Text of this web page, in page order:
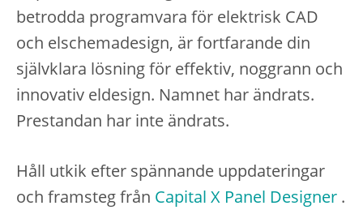
betrodda programvara för elektrisk CAD
och elschemadesign, är fortfarande din
självklara lösning för effektiv, noggrann och
innovativ eldesign. Namnet har ändrats.
Prestandan har inte ändrats.
Håll utkik efter spännande uppdateringar
och framsteg från Capital X Panel Designer .